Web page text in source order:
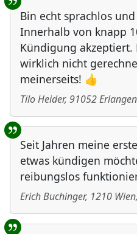
Bin echt sprachlos
Innerhalb von knapp
Kündigung akzeptiert.
wirklich nicht
meinerseits! 👍
Tilo Heider, 91052Erlangen
Seit Jahren meine
etwas kündigen
reibungslos
Erich Buchinger, 1210 Wien,